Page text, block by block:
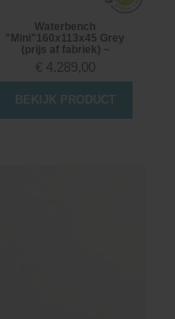
Waterbench
"Mini"160x113x45 Grey
(prijs af fabriek) ~
€ 4.289,00
BEKIJK PRODUCT